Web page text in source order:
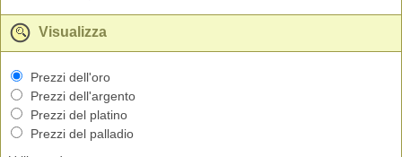
Visualizza
Prezzi dell'oro
Prezzi dell'argento
Prezzi del platino
Prezzi del palladio